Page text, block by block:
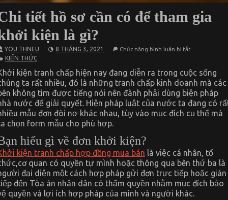
tiết hồ sơ cần có để tham gia
kiện là gì?
YOU THNEU 8 THÁNG 3, 2021 Chức năng bình luận bị tắt
hồ
sơ
cần
có
để
tham
gia
khởi
KIẾN THỨC
kiện tranh chấp hiện nay đang diễn ra trong cuộc sống
ta rất nhiều, đó là những tranh chấp kinh doanh mà các
không tìm được tiếng nói nên đành phải dùng biện pháp
nước để giải quyết. Hiện pháp luật của nước ta đang có
mẫu đơn đòi nợ khác nhau, tùy vào mục đích cụ thể mà
chọn form mẫu cho phù hợp.
hiểu gì về đơn khởi kiện?
kiện tranh chấp hợp đồng mua bán là việc cá nhân, tổ
quan có quyền tự mình hoặc thông qua bên thứ ba là
đại diện một cách hợp pháp gửi đơn trực tiếp hoặc gián
đến Tòa án nhân dân có thẩm quyền nhằm mục đích bảo
quyền và lợi ích hợp pháp của mình và người khác.